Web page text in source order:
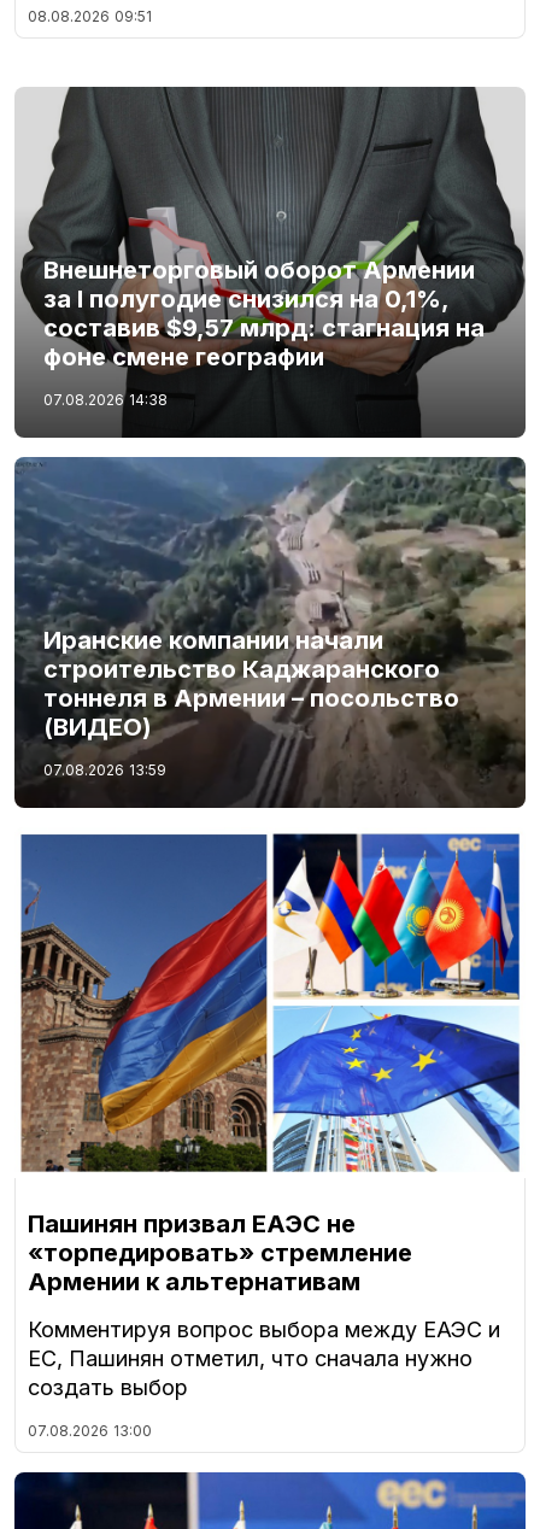
08.08.2026 09:51
Внешнеторговый оборот Армении
за I полугодие снизился на 0,1%,
составив $9,57 млрд: стагнация на
фоне смене географии
07.08.2026 14:38
Иранские компании начали
строительство Каджаранского
тоннеля в Армении – посольство
(ВИДЕО)
07.08.2026 13:59
Пашинян призвал ЕАЭС не
«торпедировать» стремление
Армении к альтернативам
Комментируя вопрос выбора между ЕАЭС и
ЕС, Пашинян отметил, что сначала нужно
создать выбор
07.08.2026 13:00